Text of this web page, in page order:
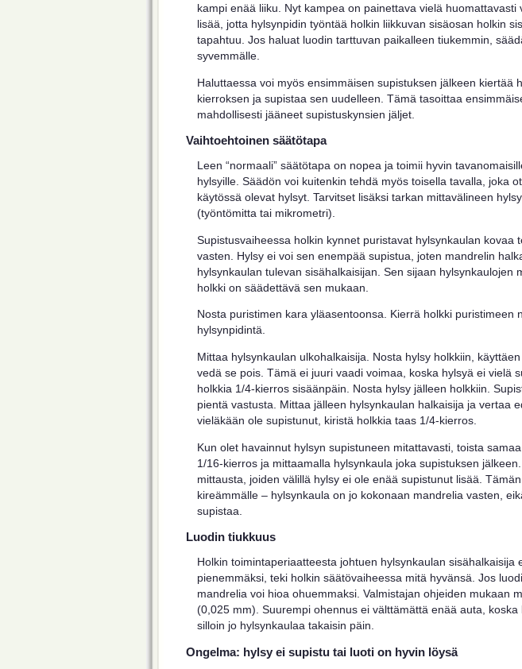
kampi enää liiku. Nyt kampea on painettava vielä
lisää, jotta hylsynpidin työntää holkin liikkuvan sisäosan holkin
tapahtuu. Jos haluat luodin tarttuvan paikalleen tiukemmin,
syvemmälle.
Haluttaessa voi myös ensimmäisen supistuksen jälkeen kiertää
kierroksen ja supistaa sen uudelleen. Tämä tasoittaa
mahdollisesti jääneet supistuskynsien jäljet.
Vaihtoehtoinen säätötapa
Leen “normaali” säätötapa on nopea ja toimii hyvin
hylsyille. Säädön voi kuitenkin tehdä myös toisella tavalla, joka
käytössä olevat hylsyt. Tarvitset lisäksi tarkan mittavälineen
(työntömitta tai mikrometri).
Supistusvaiheessa holkin kynnet puristavat hylsynkaulan kovaa
vasten. Hylsy ei voi sen enempää supistua, joten mandrelin
hylsynkaulan tulevan sisähalkaisijan. Sen sijaan hylsynkaulojen
holkki on säädettävä sen mukaan.
Nosta puristimen kara yläasentoonsa. Kierrä holkki puristimeen
hylsynpidintä.
Mittaa hylsynkaulan ulkohalkaisija. Nosta hylsy holkkiin,
vedä se pois. Tämä ei juuri vaadi voimaa, koska hylsyä ei vielä
holkkia 1/4-kierros sisäänpäin. Nosta hylsy jälleen holkkiin.
pientä vastusta. Mittaa jälleen hylsynkaulan halkaisija ja vertaa
vieläkään ole supistunut, kiristä holkkia taas 1/4-kierros.
Kun olet havainnut hylsyn supistuneen mitattavasti, toista
1/16-kierros ja mittaamalla hylsynkaula joka supistuksen
mittausta, joiden välillä hylsy ei ole enää supistunut lisää.
kireämmälle – hylsynkaula on jo kokonaan mandrelia vasten,
supistaa.
Luodin tiukkuus
Holkin toimintaperiaatteesta johtuen hylsynkaulan sisähalkaisija
pienemmäksi, teki holkin säätövaiheessa mitä hyvänsä. Jos
mandrelia voi hioa ohuemmaksi. Valmistajan ohjeiden mukaan
(0,025 mm). Suurempi ohennus ei välttämättä enää auta,
silloin jo hylsynkaulaa takaisin päin.
Ongelma: hylsy ei supistu tai luoti on hyvin löysä